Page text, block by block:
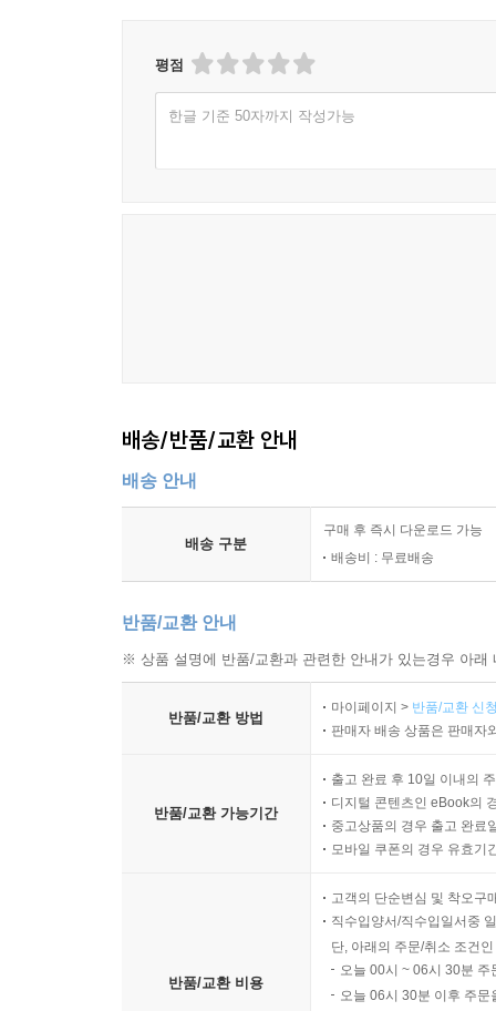
평점
한글 기준 50자까지 작성가능
배송/반품/교환 안내
배송 안내
배송 구분
구매 후 즉시 다운로드 가능
배송비 : 무료배송
반품/교환 안내
※ 상품 설명에 반품/교환과 관련한 안내가 있는경우 아
반품/교환 방법
마이페이지 > 반품/교환 신
판매자 배송 상품은 판매자
반품/교환 가능기간
출고 완료 후 10일 이내의
디지털 콘텐츠인 eBook의
중고상품의 경우 출고 완료
모바일 쿠폰의 경우 유효기
반품/교환 비용
고객의 단순변심 및 착오구
직수입양서/직수입일서중
단, 아래의 주문/취소 조건
오늘 00시 ~ 06시 30분
오늘 06시 30분 이후 주